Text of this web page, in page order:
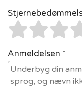
Anmeldelsen *